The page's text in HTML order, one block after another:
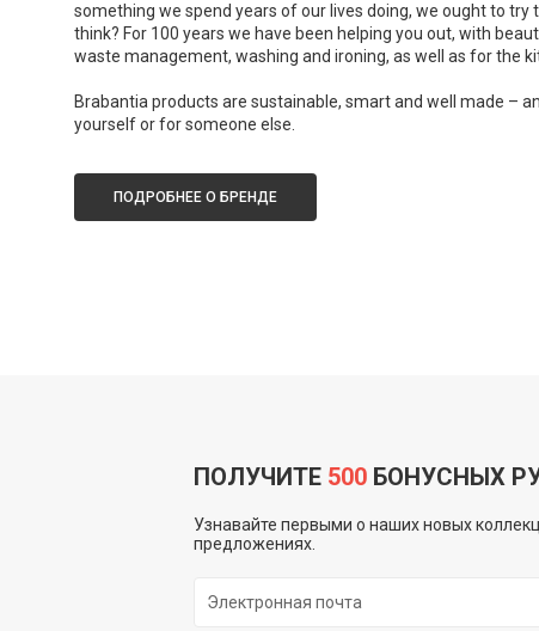
something we spend years of our lives doing, we ought to try
think? For 100 years we have been helping you out, with
waste management, washing and ironing, as well as for the
Brabantia products are sustainable, smart and well made –
yourself or for someone else.
ПОДРОБНЕЕ О БРЕНДЕ
Новая
баков для
ПОЛУЧИТЕ 500 БОНУСНЫХ
Узнавайте первыми о наших новых
предложениях.